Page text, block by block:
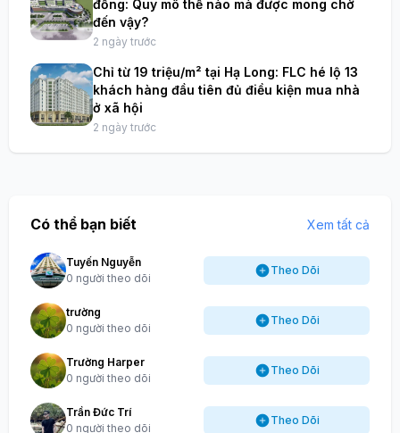
đồng: Quy mô thế nào mà được mong chờ
đến vậy?
2 ngày trước
Chỉ từ 19 triệu/m² tại Hạ Long: FLC hé lộ 13
khách hàng đầu tiên đủ điều kiện mua nhà
ở xã hội
2 ngày trước
Có thể bạn biết Xem tất cả
Tuyến Nguyễn
0 người theo dõi
Theo Dõi
trường
0 người theo dõi
Theo Dõi
Trường Harper
0 người theo dõi
Theo Dõi
Trần Đức Trí
0 người theo dõi
Theo Dõi